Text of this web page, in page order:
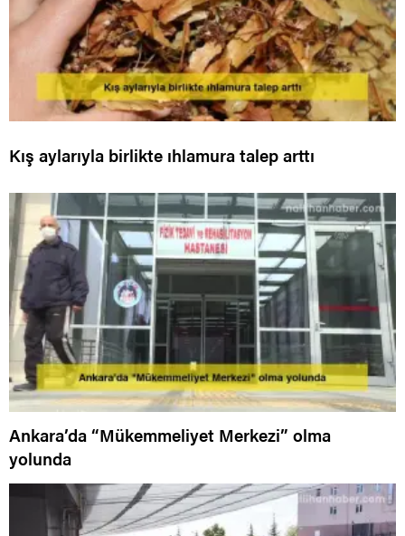
Kış aylarıyla birlikte ıhlamura talep arttı
Ankara’da “Mükemmeliyet Merkezi” olma
yolunda